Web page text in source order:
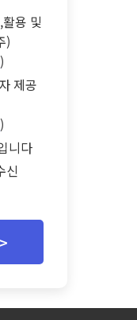
용 및
)
)
제공
)
니다
신